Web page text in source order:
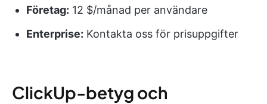
Företag: 12 $/månad per användare
Enterprise: Kontakta oss för prisuppgifter
ClickUp-betyg och